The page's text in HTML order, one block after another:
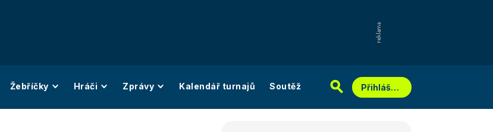
Žebříčky Hráči Zprávy Kalendář turnajů Soutěž Přihlášení